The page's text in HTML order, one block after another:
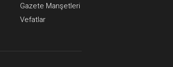
Gazete Manşetleri
Vefatlar